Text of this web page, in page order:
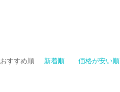
おすすめ順 新着順 価格が安い順